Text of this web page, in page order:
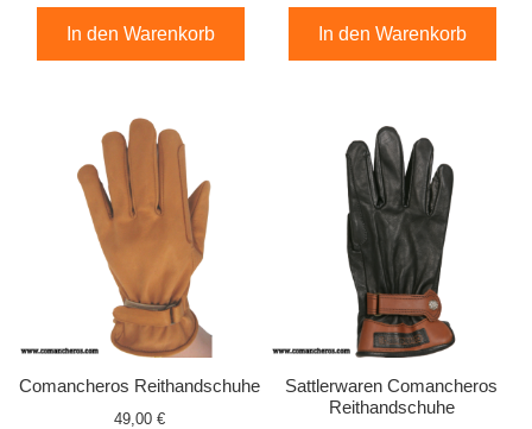
In den Warenkorb In den Warenkorb
Comancheros Reithandschuhe
49,00 €
Sattlerwaren Comancheros
Reithandschuhe